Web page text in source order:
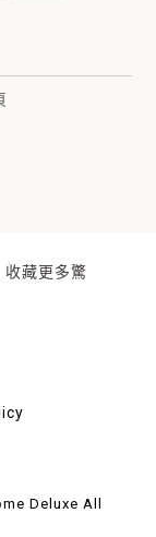
Deluxe All
收藏更多驚